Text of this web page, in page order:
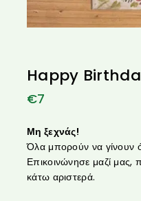
Happy
€7
Μη ξεχνάς!
Όλα μπορούν να γίνουν
Επικοινώνησε μαζί μας,
κάτω αριστερά.